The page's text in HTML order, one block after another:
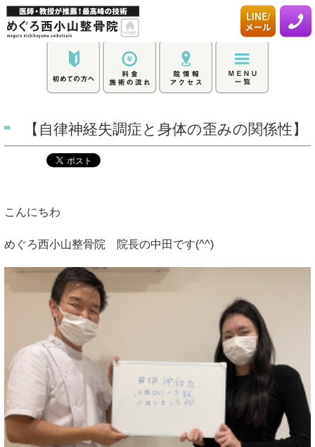
【自律神経失調症と身体の歪みの関係性】
こんにちわ
めぐろ西小山整骨院 院長の中田です(^^)